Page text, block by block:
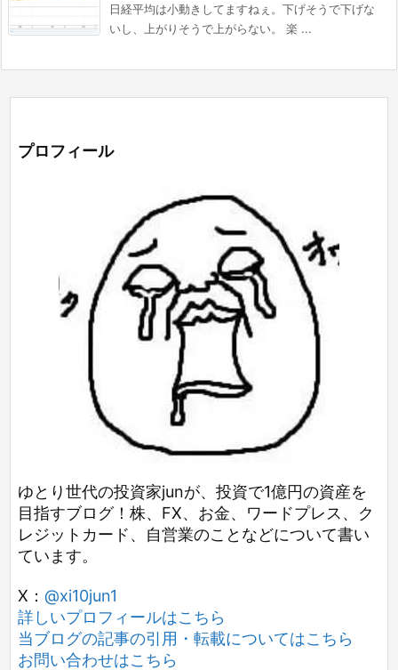
日経平均は小動きしてますねぇ。下げそうで下げな
いし、上がりそうで上がらない。 楽 ...
プロフィール
ゆとり世代の投資家junが、投資で1億円の資産を
目指すブログ！株、FX、お金、ワードプレス、ク
レジットカード、自営業のことなどについて書い
ています。
X： @xi10jun1
詳しいプロフィールはこちら
当ブログの記事の引用・転載についてはこちら
お問い合わせはこちら